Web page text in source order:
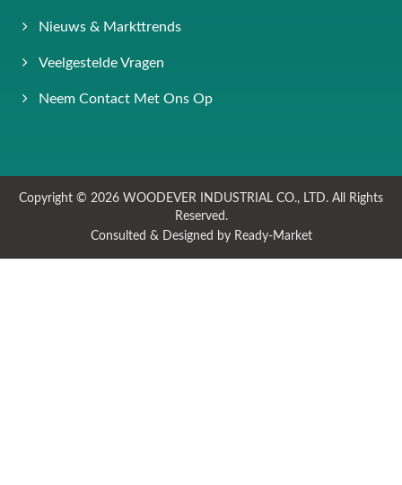
Nieuws & Markttrends
Veelgestelde Vragen
Neem Contact Met Ons Op
Copyright © 2026 WOODEVER INDUSTRIAL CO., LTD. All Rights
Reserved.
Consulted & Designed by Ready-Market